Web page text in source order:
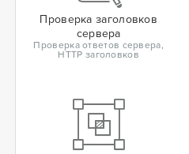
Проверка заголовков
сервера
Проверка ответов сервера,
HTTP заголовков